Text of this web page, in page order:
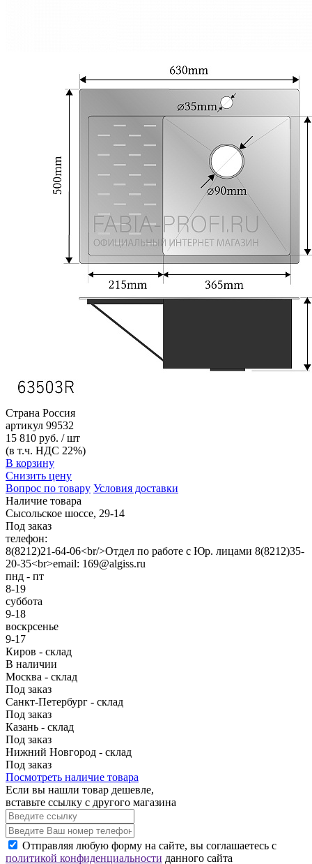
Страна Россия
артикул 99532
15 810 руб. / шт
(в т.ч. НДС 22%)
В корзину
Снизить цену
Вопрос по товару Условия доставки
Наличие товара
Сысольское шоссе, 29-14
Под заказ
телефон:
8(8212)21-64-06<br/>Отдел по работе с Юр. лицами 8(8212)35-
20-35<br>email: 169@algiss.ru
пнд - пт
8-19
суббота
9-18
воскрсенье
9-17
Киров - склад
В наличии
Москва - склад
Под заказ
Санкт-Петербург - склад
Под заказ
Казань - склад
Под заказ
Нижний Новгород - склад
Под заказ
Посмотреть наличие товара
Если вы нашли товар дешевле,
вставьте ссылку с другого магазина
Отправляя любую форму на сайте, вы соглашаетесь с
политикой конфиденциальности данного сайта